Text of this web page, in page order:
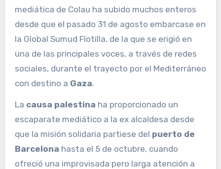
mediática de Colau ha subido muchos enteros
desde que el pasado 31 de agosto embarcase en
la Global Sumud Flotilla, de la que se erigió en
una de las principales voces, a través de redes
sociales, durante el trayecto por el Mediterráneo
con destino a Gaza.
La causa palestina ha proporcionado un
escaparate mediático a la ex alcaldesa desde
que la misión solidaria partiese del puerto de
Barcelona hasta el 5 de octubre, cuando
ofreció una improvisada pero larga atención a